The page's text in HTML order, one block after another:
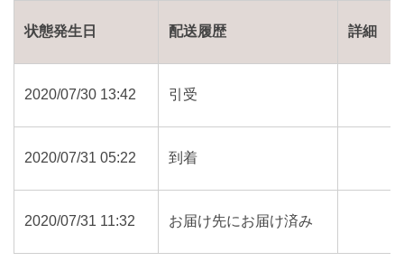
状態発生日 配送履歴 詳細
2020/07/30 13:42 引受
2020/07/31 05:22 到着
2020/07/31 11:32 お届け先にお届け済み